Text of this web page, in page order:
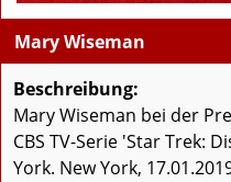
Mary Wiseman
Beschreibung:
Mary Wiseman bei der
CBS TV-Serie 'Star Trek:
York. New York,